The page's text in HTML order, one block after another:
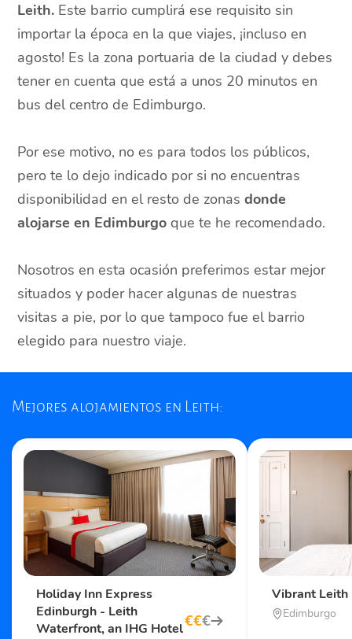
Leith. Este barrio cumplirá ese requisito sin
importar la época en la que viajes, ¡incluso en
agosto! Es la zona portuaria de la ciudad y debes
tener en cuenta que está a unos 20 minutos en
bus del centro de Edimburgo.
Por ese motivo, no es para todos los públicos,
pero te lo dejo indicado por si no encuentras
disponibilidad en el resto de zonasdonde
alojarse en Edimburgo que te he recomendado.
Nosotros en esta ocasión preferimos estar mejor
situados y poder hacer algunas de nuestras
visitas a pie, por lo que tampoco fue el barrio
elegido para nuestro viaje.
Mejores alojamientos en Leith:
Holiday Inn Express
Edinburgh - Leith
Waterfront, an IHG Hotel€€€
Vibrant Leith
Edimburgo